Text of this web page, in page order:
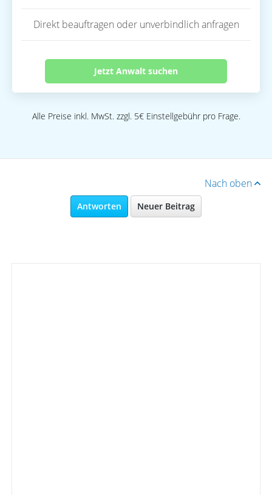
Direkt beauftragen oder unverbindlich anfragen
Jetzt Anwalt suchen
Alle Preise inkl. MwSt. zzgl. 5€ Einstellgebühr pro Frage.
Nach oben
Antworten Neuer Beitrag